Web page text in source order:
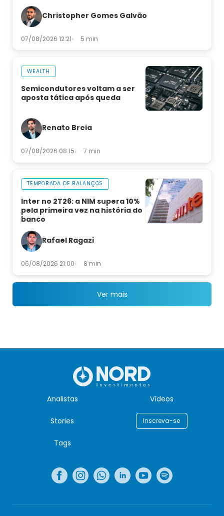
Christopher Gomes Galvão
07/08/2026 12:21 5 min
WEALTH
Semicondutores voltam a ser
aposta tática após queda
Renato Breia
07/08/2026 08:15 7 min
TEMPORADA DE BALANÇOS
Inter no 2T26: a NIM supera 10%
pela primeira vez na história do
banco
Rafael Ragazi
06/08/2026 21:00 8 min
Ver mais
Analistas Vídeos
Stories Inscreva-se
Tags